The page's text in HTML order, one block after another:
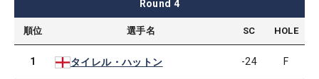
Round 4
順位 選手名 SC HOLE
1 タイレル・ハットン -24 F